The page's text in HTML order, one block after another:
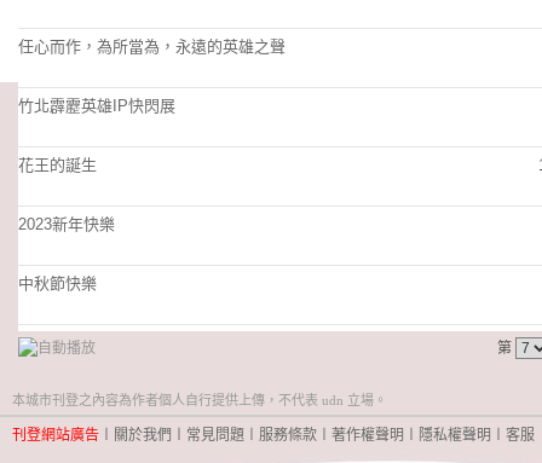
任心而作，為所當為，永遠的英雄之聲
竹北霹靂英雄IP快閃展
花王的誕生
2023新年快樂
中秋節快樂
第
本城市刊登之內容為作者個人自行提供上傳，不代表 udn 立場。
刊登網站廣告 關於我們 常見問題 服務條款 著作權聲明 隱私權聲明 客服